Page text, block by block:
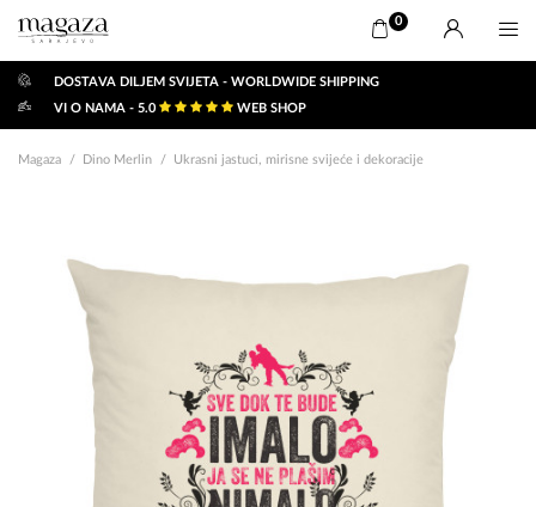
0
DOSTAVA DILJEM SVIJETA - WORLDWIDE SHIPPING
VI O NAMA - 5.0
WEB SHOP
Magaza Dino Merlin Ukrasni jastuci, mirisne svijeće i dekoracije